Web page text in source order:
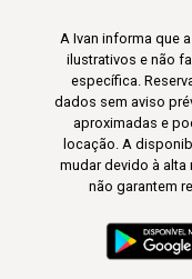
A Ivan informa que
ilustrativos e não
específica.
dados sem aviso
aproximadas e
locação. A
mudar devido à
não garantem